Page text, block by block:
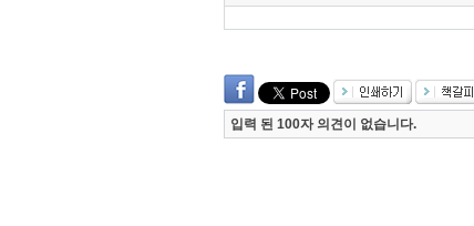
입력 된 100자 의견이 없습니다.